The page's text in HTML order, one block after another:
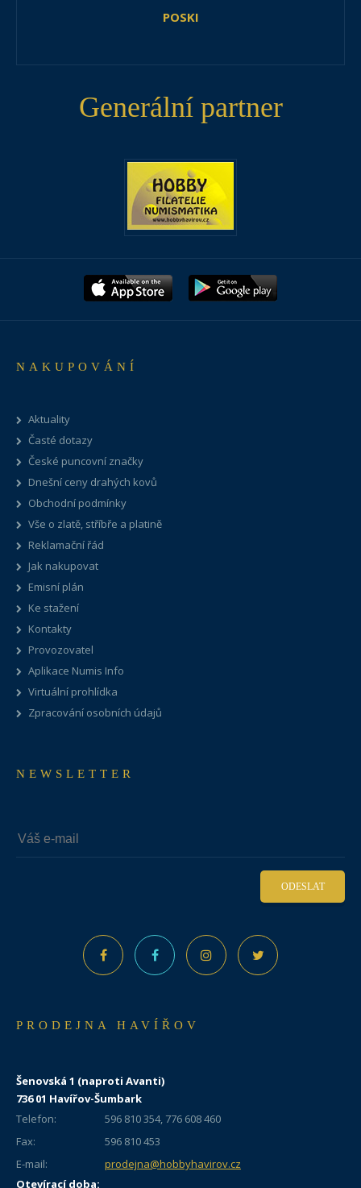
POSKI
Generální partner
NAKUPOVÁNÍ
Aktuality
Časté dotazy
České puncovní značky
Dnešní ceny drahých kovů
Obchodní podmínky
Vše o zlatě, stříbře a platině
Reklamační řád
Jak nakupovat
Emisní plán
Ke stažení
Kontakty
Provozovatel
Aplikace Numis Info
Virtuální prohlídka
Zpracování osobních údajů
NEWSLETTER
ODESLAT
PRODEJNA HAVÍŘOV
Šenovská 1 (naproti Avanti)
736 01 Havířov-Šumbark
Telefon:
596 810 354, 776 608 460
Fax:
596 810 453
E-mail:
prodejna@hobbyhavirov.cz
Otevírací doba: